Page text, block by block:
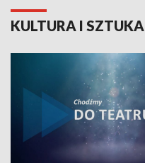
KULTURA I SZTUKA